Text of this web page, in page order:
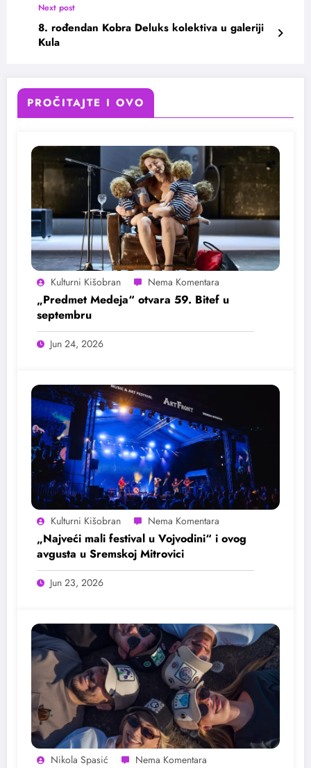
Next post
8. rođendan Kobra Deluks kolektiva u galeriji
Kula
PROČITAJTE I OVO
Kulturni Kišobran
„Predmet Medeja“ otvara 59. Bitef u
septembru
Jun 24, 2026
Kulturni Kišobran
„Najveći mali festival u Vojvodini“ i ovog
avgusta u Sremskoj Mitrovici
Jun 23, 2026
Nikola Spasić